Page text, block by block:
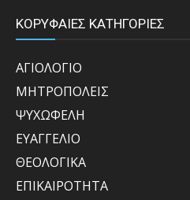
ΚΟΡΥΦΑΙΕΣ ΚΑΤΗΓΟΡΙΕΣ
ΑΓΙΟΛΟΓΙΟ
ΜΗΤΡΟΠΟΛΕΙΣ
ΨΥΧΩΦΕΛΗ
ΕΥΑΓΓΕΛΙΟ
ΘΕΟΛΟΓΙΚΑ
ΕΠΙΚΑΙΡΟΤΗΤΑ